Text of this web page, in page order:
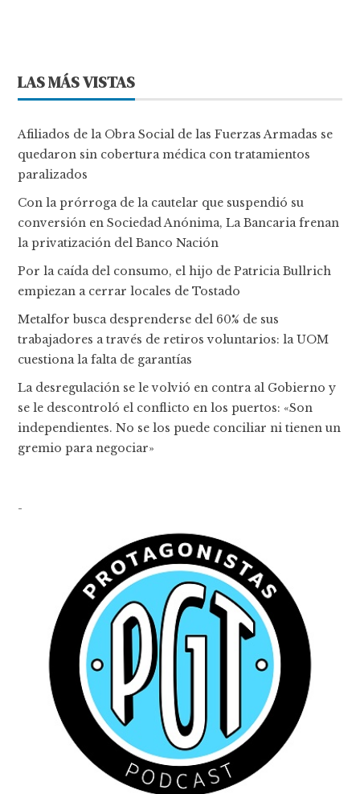
LAS MÁS VISTAS
Afiliados de la Obra Social de las Fuerzas Armadas se
quedaron sin cobertura médica con tratamientos
paralizados
Con la prórroga de la cautelar que suspendió su
conversión en Sociedad Anónima, La Bancaria frenan
la privatización del Banco Nación
Por la caída del consumo, el hijo de Patricia Bullrich
empiezan a cerrar locales de Tostado
Metalfor busca desprenderse del 60% de sus
trabajadores a través de retiros voluntarios: la UOM
cuestiona la falta de garantías
La desregulación se le volvió en contra al Gobierno y
se le descontroló el conflicto en los puertos: «Son
independientes. No se los puede conciliar ni tienen un
gremio para negociar»
-